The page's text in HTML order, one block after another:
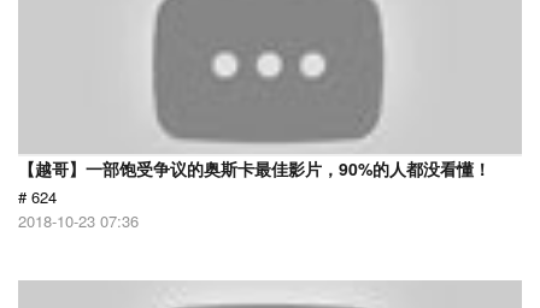
【越哥】一部饱受争议的奥斯卡最佳影片，90%的人都没看懂！
# 624
2018-10-23 07:36